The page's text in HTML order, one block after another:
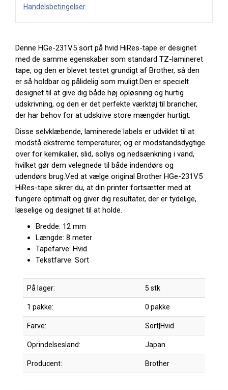
Handelsbetingelser
Denne HGe-231V5 sort på hvid HiRes-tape er designet
med de samme egenskaber som standard TZ-lamineret
tape, og den er blevet testet grundigt af Brother, så den
er så holdbar og pålidelig som muligt.Den er specielt
designet til at give dig både høj opløsning og hurtig
udskrivning, og den er det perfekte værktøj til brancher,
der har behov for at udskrive store mængder hurtigt.
Disse selvklæbende, laminerede labels er udviklet til at
modstå ekstreme temperaturer, og er modstandsdygtige
over for kemikalier, slid, sollys og nedsænkning i vand,
hvilket gør dem velegnede til både indendørs og
udendørs brug.Ved at vælge original Brother HGe-231V5
HiRes-tape sikrer du, at din printer fortsætter med at
fungere optimalt og giver dig resultater, der er tydelige,
læselige og designet til at holde.
Bredde: 12 mm
Længde: 8 meter
Tapefarve: Hvid
Tekstfarve: Sort
På lager: 5 stk
1 pakke: 0 pakke
Farve: Sort|Hvid
Oprindelsesland: Japan
Producent: Brother